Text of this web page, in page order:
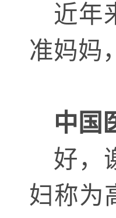
近年
准妈妈
中国
好，
妇称为